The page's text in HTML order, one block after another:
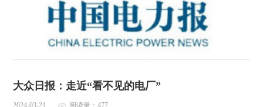
大众日报：走近“看不见的电厂”